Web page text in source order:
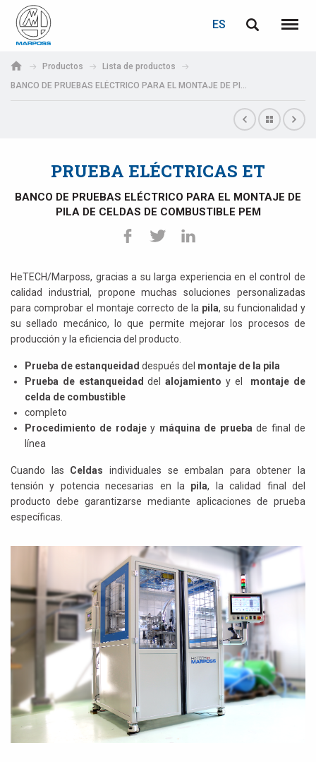
S.p.A.
ES
Menú
Productos
Lista de productos
BANCO DE PRUEBAS ELÉCTRICO PARA EL MONTAJE DE PILA DE CELDAS DE COMBUSTIBLE PEM
PRUEBA ELÉCTRICAS ET
BANCO DE PRUEBAS ELÉCTRICO PARA EL MONTAJE DE
PILA DE CELDAS DE COMBUSTIBLE PEM
HeTECH/Marposs, gracias a su larga experiencia en el control de
calidad industrial, propone muchas soluciones personalizadas
para comprobar el montaje correcto de la pila, su funcionalidad y
su sellado mecánico, lo que permite mejorar los procesos de
producción y la eficiencia del producto.
Prueba de estanqueidad después del montaje de la pila
Prueba de estanqueidad delalojamiento y el montaje de
celda de combustible
completo
Procedimiento de rodajey máquina de prueba de final de
línea
Cuando las Celdas individuales se embalan para obtener la
tensión y potencia necesarias en la pila, la calidad final del
producto debe garantizarse mediante aplicaciones de prueba
específicas.
Deutsch
Italiano
Español
日本語 (Japanese)
中文 (Chinese)
ACCEDER
Correo electrónico
Si aún no está registrado, puede hacerlo ahora: ¡es gratis!
Haga clic aquí